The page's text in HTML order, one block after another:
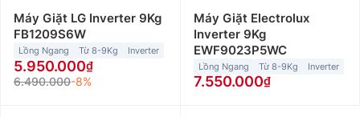
Máy Giặt LG Inverter 9Kg
FB1209S6W
Lồng Ngang Từ 8-9Kg Inverter
5.950.000
6.490.000-8%
Máy Giặt Electrolux
Inverter 9Kg
EWF9023P5WC
Lồng Ngang Từ 8-9Kg Inverter
7.550.000